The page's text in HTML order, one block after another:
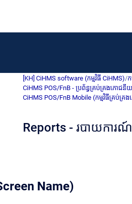
[KH] CiHMS software (កម្មវិធី CiHMS)/
CiHMS POS/FnB - ប្រព័ន្ធគ្រប់គ្រងភោជ
CiHMS POS/FnB Mobile (កម្មវិធីគ្រប់
Reports - របាយការណ៍
Name)